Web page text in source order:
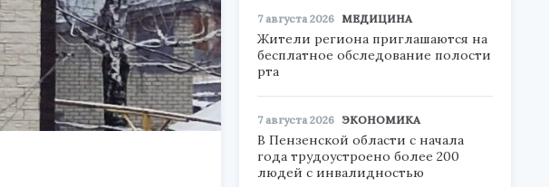
7 августа 2026 МЕДИЦИНА
Жители региона приглашаются на
бесплатное обследование полости
рта
7 августа 2026 ЭКОНОМИКА
В Пензенской области с начала
года трудоустроено более 200
людей с инвалидностью